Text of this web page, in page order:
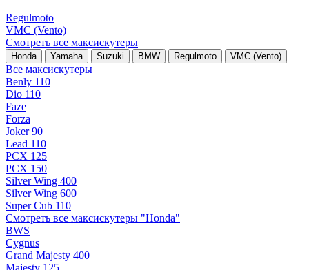
Regulmoto
VMC (Vento)
Смотреть все максискутеры
Honda Yamaha Suzuki BMW Regulmoto VMC (Vento)
Все максискутеры
Benly 110
Dio 110
Faze
Forza
Joker 90
Lead 110
PCX 125
PCX 150
Silver Wing 400
Silver Wing 600
Super Cub 110
Смотреть все максискутеры "Honda"
BWS
Cygnus
Grand Majesty 400